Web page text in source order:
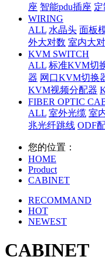
座 智能pdu插座 定
WIRING
ALL 水晶头 面板
外大对数 室内大
KVM SWITCH
ALL 标准KVM切
器 网口KVM切换
KVM视频分配器
FIBER OPTIC
ALL 室外光缆 室
兆光纤跳线 ODF
您的位置：
HOME
Product
CABINET
RECOMMAND
HOT
NEWEST
CABINET